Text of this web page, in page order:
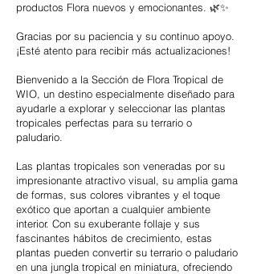
productos Flora nuevos y emocionantes. 🌿✨
Gracias por su paciencia y su continuo apoyo.
¡Esté atento para recibir más actualizaciones!
Bienvenido a la Sección de Flora Tropical de
WIO, un destino especialmente diseñado para
ayudarle a explorar y seleccionar las plantas
tropicales perfectas para su terrario o
paludario.
Las plantas tropicales son veneradas por su
impresionante atractivo visual, su amplia gama
de formas, sus colores vibrantes y el toque
exótico que aportan a cualquier ambiente
interior. Con su exuberante follaje y sus
fascinantes hábitos de crecimiento, estas
plantas pueden convertir su terrario o paludario
en una jungla tropical en miniatura, ofreciendo